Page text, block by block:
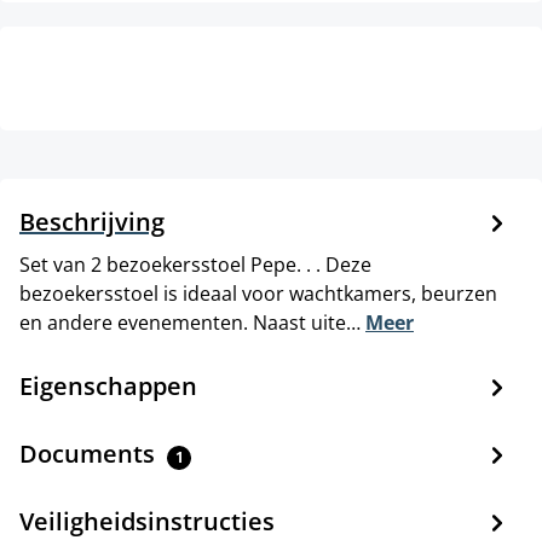
Beschrijving
Set van 2 bezoekersstoel Pepe. . . Deze
bezoekersstoel is ideaal voor wachtkamers, beurzen
en andere evenementen. Naast uite… Meer
Eigenschappen
Documents 1
Veiligheidsinstructies